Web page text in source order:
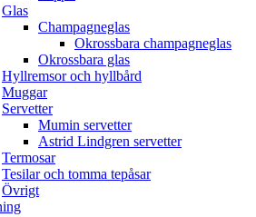
Glas
Champagneglas
Okrossbara champagneglas
Okrossbara glas
Hyllremsor och hyllbård
Muggar
Servetter
Mumin servetter
Astrid Lindgren servetter
Termosar
Tesilar och tomma tepåsar
Övrigt